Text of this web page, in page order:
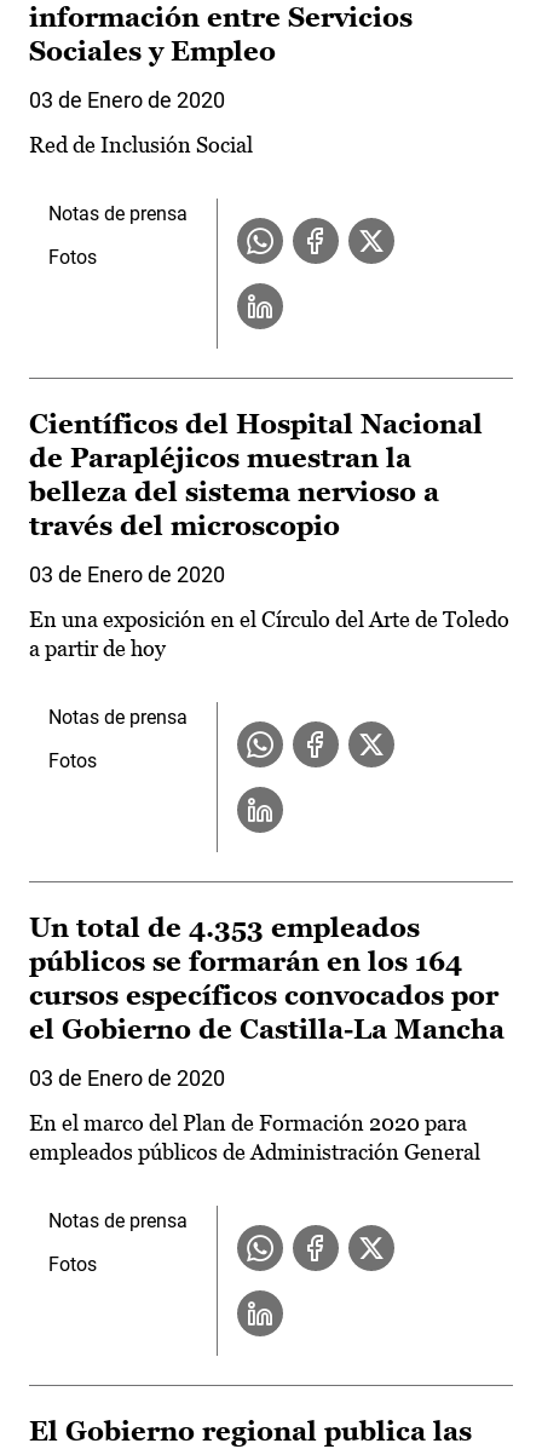
información entre Servicios
Sociales y Empleo
03 de Enero de 2020
Red de Inclusión Social
Notas de prensa
Fotos
Científicos del Hospital Nacional
de Parapléjicos muestran la
belleza del sistema nervioso a
través del microscopio
03 de Enero de 2020
En una exposición en el Círculo del Arte de Toledo
a partir de hoy
Notas de prensa
Fotos
Un total de 4.353 empleados
públicos se formarán en los 164
cursos específicos convocados por
el Gobierno de Castilla-La Mancha
03 de Enero de 2020
En el marco del Plan de Formación 2020 para
empleados públicos de Administración General
Notas de prensa
Fotos
El Gobierno regional publica las